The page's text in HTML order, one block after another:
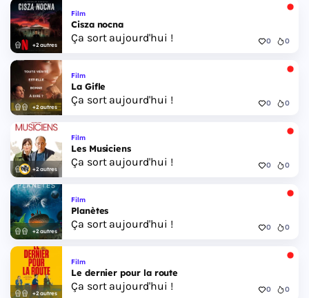
+2 autres
Film
Cisza nocna
Ça sort aujourd'hui ! 0 0
+2 autres
Film
La Gifle
Ça sort aujourd'hui ! 0 0
+2 autres
Film
Les Musiciens
Ça sort aujourd'hui ! 0 0
+2 autres
Film
Planètes
Ça sort aujourd'hui ! 0 0
+2 autres
Film
Le dernier pour la route
Ça sort aujourd'hui ! 0 0